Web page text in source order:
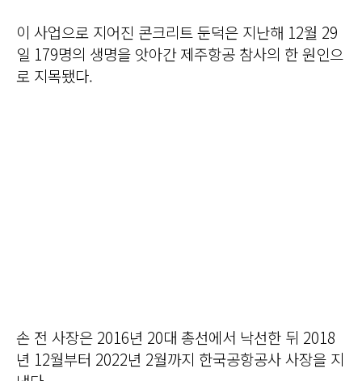
이 사업으로 지어진 콘크리트 둔덕은 지난해 12월 29
일 179명의 생명을 앗아간 제주항공 참사의 한 원인으
로 지목됐다.
손 전 사장은 2016년 20대 총선에서 낙선한 뒤 2018
년 12월부터 2022년 2월까지 한국공항공사 사장을 지